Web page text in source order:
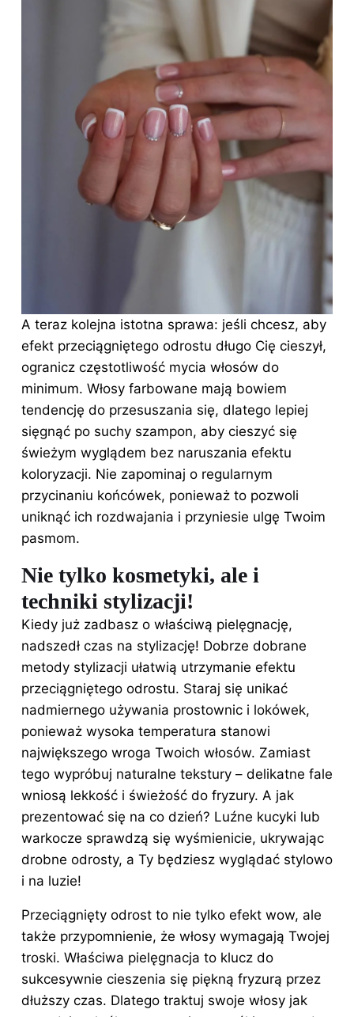
A teraz kolejna istotna sprawa: jeśli chcesz, aby
efekt przeciągniętego odrostu długo Cię cieszył,
ogranicz częstotliwość mycia włosów do
minimum. Włosy farbowane mają bowiem
tendencję do przesuszania się, dlatego lepiej
sięgnąć po suchy szampon, aby cieszyć się
świeżym wyglądem bez naruszania efektu
koloryzacji. Nie zapominaj o regularnym
przycinaniu końcówek, ponieważ to pozwoli
uniknąć ich rozdwajania i przyniesie ulgę Twoim
pasmom.
Nie tylko kosmetyki, ale i
techniki stylizacji!
Kiedy już zadbasz o właściwą pielęgnację,
nadszedł czas na stylizację! Dobrze dobrane
metody stylizacji ułatwią utrzymanie efektu
przeciągniętego odrostu. Staraj się unikać
nadmiernego używania prostownic i lokówek,
ponieważ wysoka temperatura stanowi
największego wroga Twoich włosów. Zamiast
tego wypróbuj naturalne tekstury – delikatne fale
wniosą lekkość i świeżość do fryzury. A jak
prezentować się na co dzień? Luźne kucyki lub
warkocze sprawdzą się wyśmienicie, ukrywając
drobne odrosty, a Ty będziesz wyglądać stylowo
i na luzie!
Przeciągnięty odrost to nie tylko efekt wow, ale
także przypomnienie, że włosy wymagają Twojej
troski. Właściwa pielęgnacja to klucz do
sukcesywnie cieszenia się piękną fryzurą przez
dłuższy czas. Dlatego traktuj swoje włosy jak